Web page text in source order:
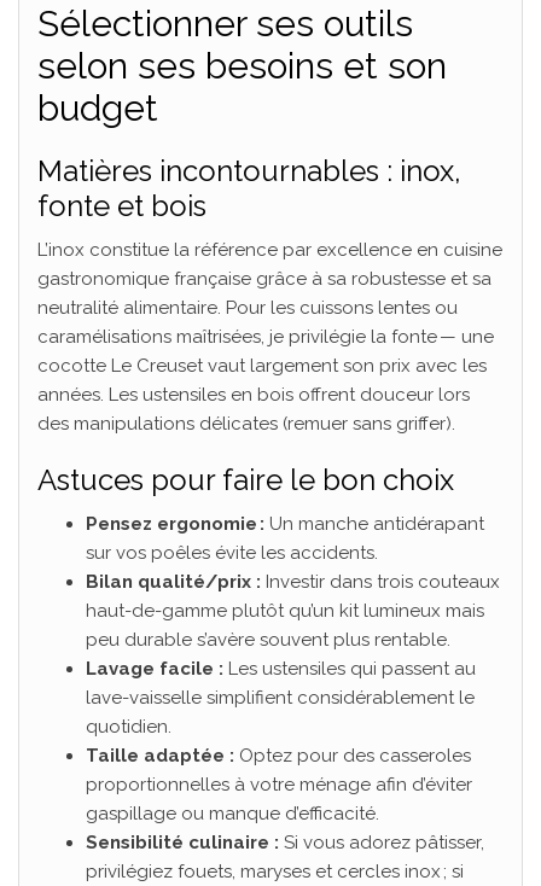
Sélectionner ses outils
selon ses besoins et son
budget
Matières incontournables : inox,
fonte et bois
L’inox constitue la référence par excellence en cuisine
gastronomique française grâce à sa robustesse et sa
neutralité alimentaire. Pour les cuissons lentes ou
caramélisations maîtrisées, je privilégie la fonte — une
cocotte Le Creuset vaut largement son prix avec les
années. Les ustensiles en bois offrent douceur lors
des manipulations délicates (remuer sans griffer).
Astuces pour faire le bon choix
Pensez ergonomie : Un manche antidérapant
sur vos poêles évite les accidents.
Bilan qualité/prix : Investir dans trois couteaux
haut-de-gamme plutôt qu’un kit lumineux mais
peu durable s’avère souvent plus rentable.
Lavage facile : Les ustensiles qui passent au
lave-vaisselle simplifient considérablement le
quotidien.
Taille adaptée : Optez pour des casseroles
proportionnelles à votre ménage afin d’éviter
gaspillage ou manque d’efficacité.
Sensibilité culinaire : Si vous adorez pâtisser,
privilégiez fouets, maryses et cercles inox ; si